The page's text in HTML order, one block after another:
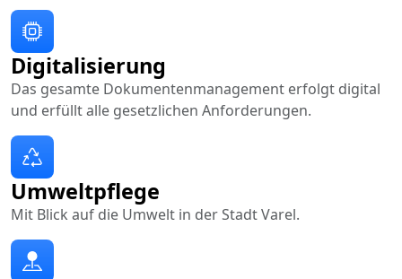
Digitalisierung
Das gesamte Dokumentenmanagement erfolgt digital
und erfüllt alle gesetzlichen Anforderungen.
Umweltpflege
Mit Blick auf die Umwelt in der Stadt Varel.